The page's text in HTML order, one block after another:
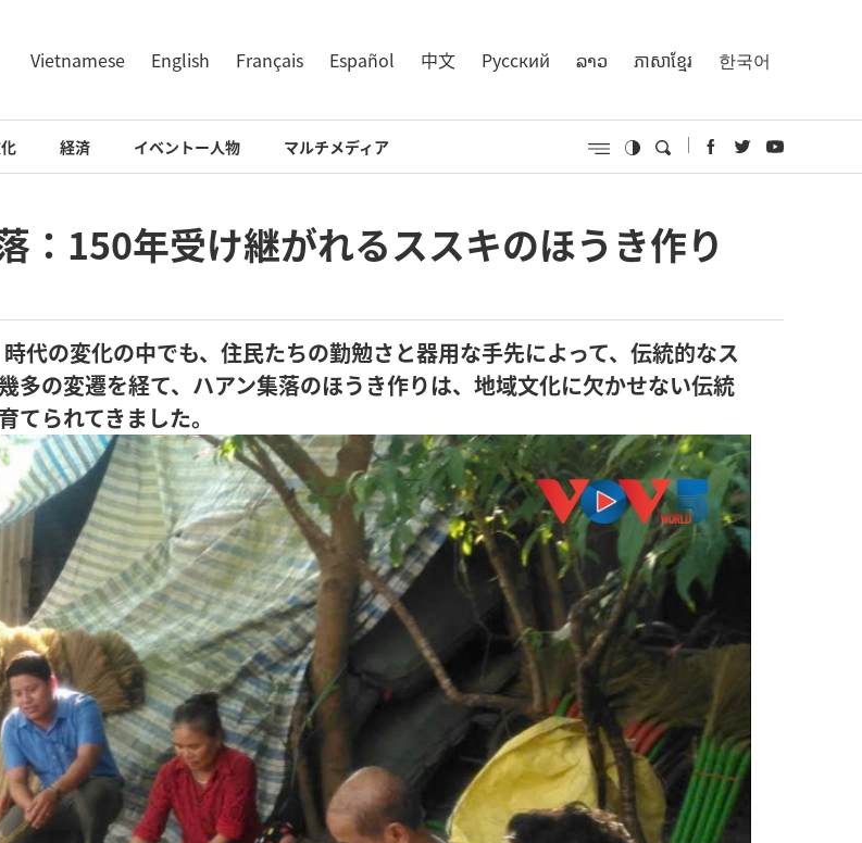
Vietnamese English Français Español 中文 Русский ລາວ ភាសាខ្មែរ 한국어
経済 イベントー人物 マルチメディア
：150年受け継がれるススキのほうき作り
代の変化の中でも、住民たちの勤勉さと器用な手先によって、伝統的なス
多の変遷を経て、ハアン集落のほうき作りは、地域文化に欠かせない伝統
られてきました。